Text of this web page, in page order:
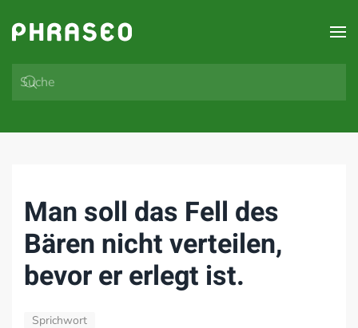
Zum Hauptinhalt springen
Man soll das Fell des
Bären nicht verteilen,
bevor er erlegt ist.
Sprichwort